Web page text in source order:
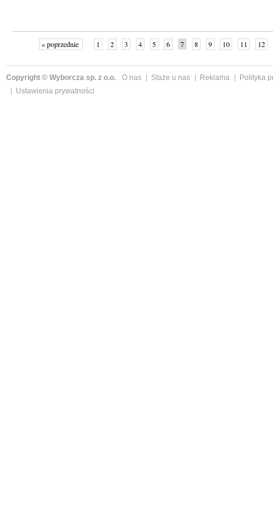
« poprzednie 1 2 3 4 5 6 7 8 9 10 11 12
Copyright © Wyborcza sp. z o.o. O nas Staże u nas Reklama
Polityka
Ustawienia prywatności